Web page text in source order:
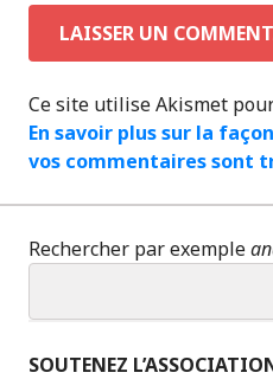
Ce site utilise Akismet
En savoir plus sur la
vos commentaires sont
Rechercher par exemple
SOUTENEZ